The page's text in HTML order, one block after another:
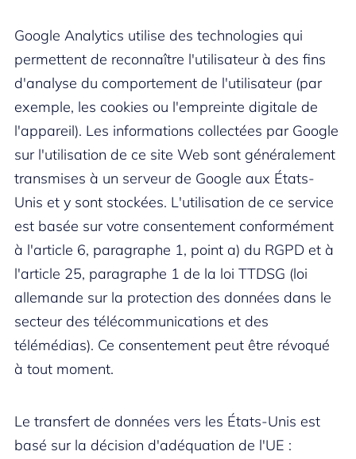
Google Analytics utilise des technologies qui
permettent de reconnaître l'utilisateur à des fins
d'analyse du comportement de l'utilisateur (par
exemple, les cookies ou l'empreinte digitale de
l'appareil). Les informations collectées par Google
sur l'utilisation de ce site Web sont généralement
transmises à un serveur de Google aux États-
Unis et y sont stockées. L'utilisation de ce service
est basée sur votre consentement conformément
à l'article 6, paragraphe 1, point a) du RGPD et à
l'article 25, paragraphe 1 de la loi TTDSG (loi
allemande sur la protection des données dans le
secteur des télécommunications et des
télémédias). Ce consentement peut être révoqué
à tout moment.
Le transfert de données vers les États-Unis est
basé sur la décision d'adéquation de l'UE :